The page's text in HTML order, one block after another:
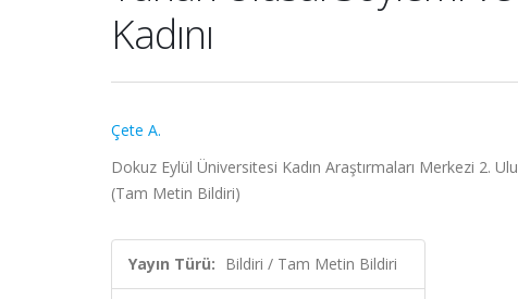
Kadını
Çete A.
Dokuz Eylül Üniversitesi Kadın Araştırmaları Merkezi 2.
(Tam Metin Bildiri)
Yayın Türü: Bildiri / Tam Metin Bildiri